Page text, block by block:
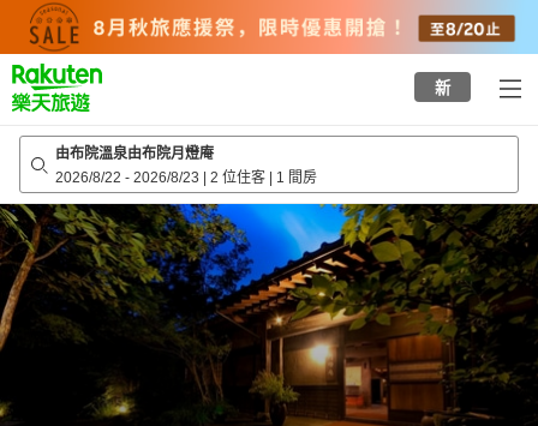
top
page
新
由布院溫泉由布院月燈庵
2026/8/22 - 2026/8/23 | 2 位住客 | 1 間房